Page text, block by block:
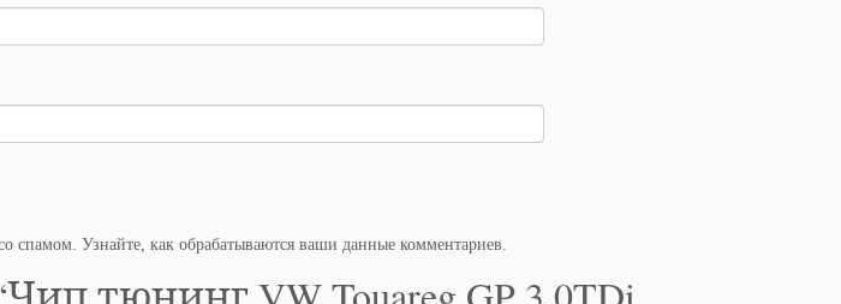
спамом. Узнайте, как обрабатываются ваши данные комментариев.